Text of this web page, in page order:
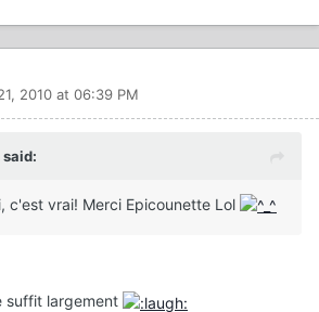
2010 at 06:39 PM
c'est vrai! Merci Epicounette Lol
suffit largement